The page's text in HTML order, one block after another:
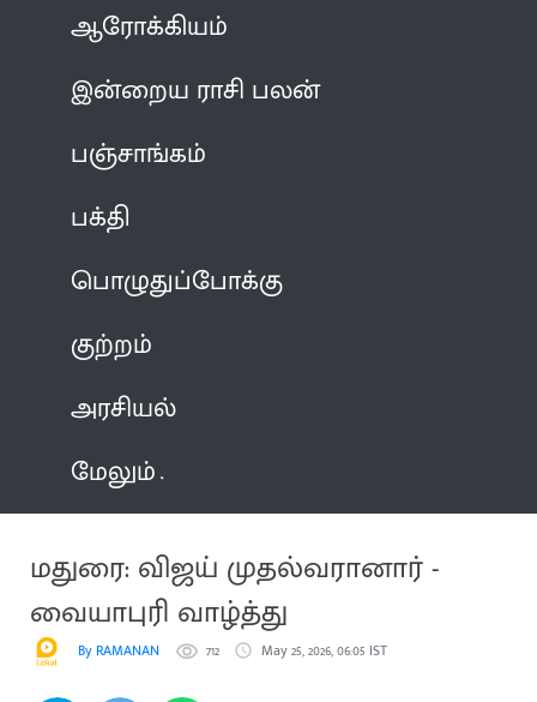
ஆரோக்கியம்
இன்றைய ராசி பலன்
பஞ்சாங்கம்
பக்தி
பொழுதுப்போக்கு
குற்றம்
அரசியல்
மேலும்
மதுரை: விஜய் முதல்வரானார் -
வையாபுரி வாழ்த்து
By RAMANAN 712 May 25, 2026, 06:05 IST